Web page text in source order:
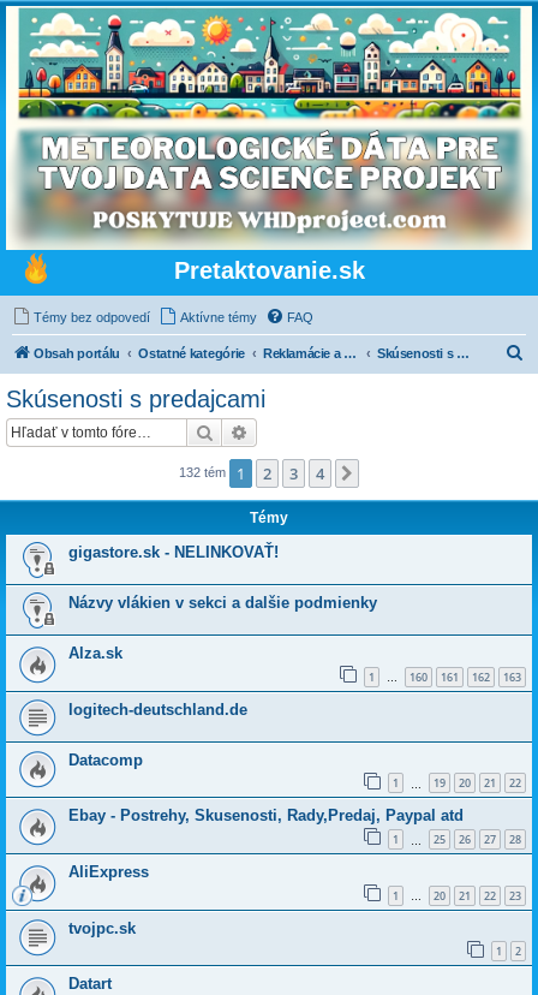
Pretaktovanie.sk
Témy bez odpovedí Aktívne témy FAQ
Obsah portálu Ostatné kategórie Reklamácie a paragrafy Skúsenosti s predajcami
Skúsenosti s predajcami
Hľadať
132 tém 1 2 3 4
Témy
gigastore.sk - NELINKOVAŤ!
Názvy vlákien v sekci a dalšie podmienky
Alza.sk
1 … 160 161 162 163
logitech-deutschland.de
Datacomp
1 19 20 21 22
Ebay - Postrehy, Skusenosti, Rady,Predaj, Paypal atd
1 25 26 27 28
AliExpress
1 … 20 21 22 23
tvojpc.sk
1 2
Datart